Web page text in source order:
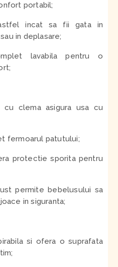
portabil;
astfel incat sa fii gata in
in deplasare;
lavabila pentru o
cu clema asigura usa cu
fermoarul patutului;
protectie sporita pentru
permite bebelusului sa
in siguranta;
si ofera o suprafata